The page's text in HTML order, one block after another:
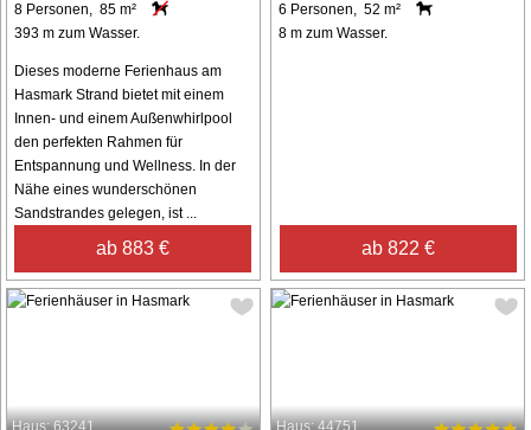
8 Personen, 85 m²
393 m zum Wasser.
Dieses moderne Ferienhaus am
Hasmark Strand bietet mit einem
Innen- und einem Außenwhirlpool
den perfekten Rahmen für
Entspannung und Wellness. In der
Nähe eines wunderschönen
Sandstrandes gelegen, ist ...
ab 883 €
6 Personen, 52 m²
8 m zum Wasser.
ab 822 €
Haus: 63241 Haus: 44751